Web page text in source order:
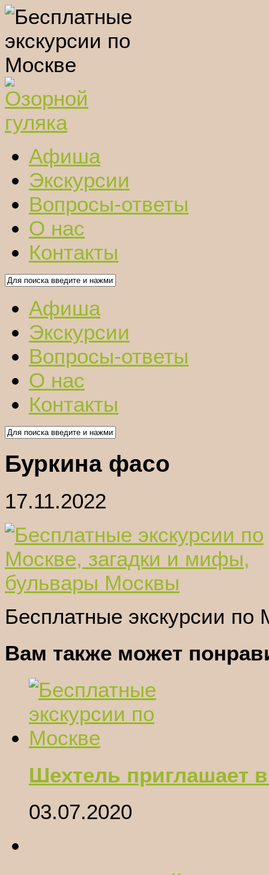
Афиша
Экскурсии
Вопросы-ответы
О нас
Контакты
Афиша
Экскурсии
Вопросы-ответы
О нас
Контакты
Буркина фасо
17.11.2022
Бесплатные экскурсии по
Вам также может
Шехтель приглашает
03.07.2020